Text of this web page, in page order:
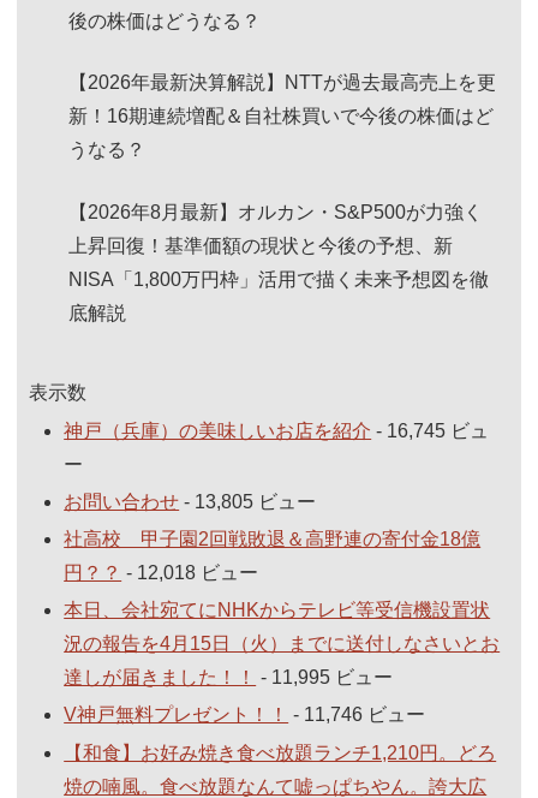
後の株価はどうなる？
【2026年最新決算解説】NTTが過去最高売上を更
新！16期連続増配＆自社株買いで今後の株価はど
うなる？
【2026年8月最新】オルカン・S&P500が力強く
上昇回復！基準価額の現状と今後の予想、新
NISA「1,800万円枠」活用で描く未来予想図を徹
底解説
表示数
神戸（兵庫）の美味しいお店を紹介 - 16,745 ビュ
ー
お問い合わせ - 13,805 ビュー
社高校 甲子園2回戦敗退＆高野連の寄付金18億
円？？ - 12,018 ビュー
本日、会社宛てにNHKからテレビ等受信機設置状
況の報告を4月15日（火）までに送付しなさいとお
達しが届きました！！
- 11,995 ビュー
V神戸無料プレゼント！！
- 11,746 ビュー
【和食】お好み焼き食べ放題ランチ1,210円。どろ
焼の喃風。食べ放題なんて嘘っぱちやん。誇大広